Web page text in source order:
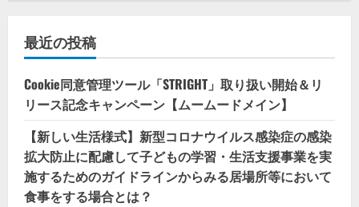
最近の投稿
Cookie同意管理ツール「STRIGHT」取り扱い開始＆リ
リース記念キャンペーン【ムームードメイン】
【新しい生活様式】新型コロナウイルス感染症の感染
拡大防止に配慮して子どもの学習・生活支援事業を実
施するためのガイドラインからみる居場所等において
食事をする場合とは？